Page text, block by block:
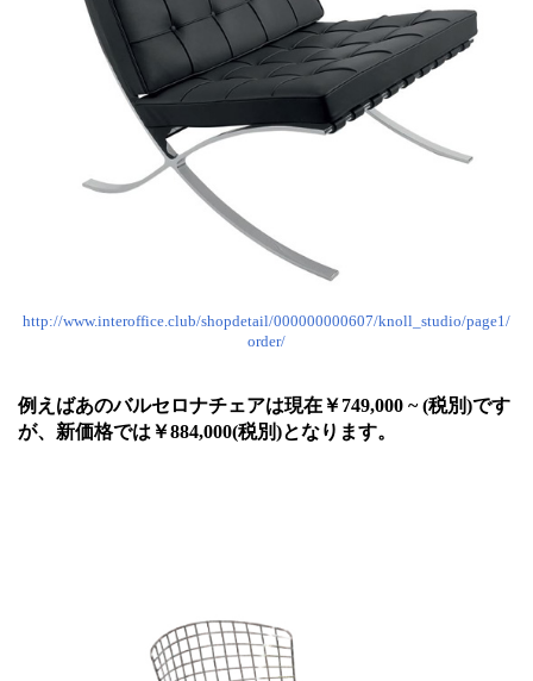
http://www.interoffice.club/shopdetail/000000000607/knoll_studio/page1/
order/
例えばあのバルセロナチェアは現在￥749,000 ~ (税別)です
が、新価格では￥884,000(税別)となります。